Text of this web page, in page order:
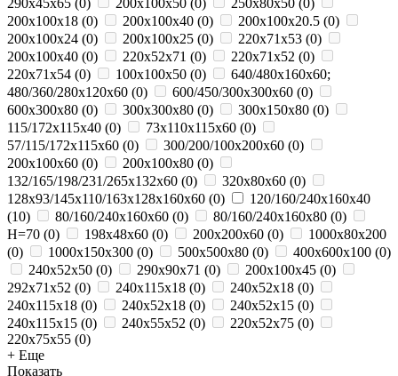
290х45х65 (0) 200x100x50 (0) 250х80х50 (0)
200x100x18 (0) 200x100x40 (0) 200x100x20.5 (0)
200x100x24 (0) 200x100x25 (0) 220x71x53 (0)
200х100х40 (0) 220x52x71 (0) 220x71x52 (0)
220x71x54 (0) 100x100x50 (0)
640/480x160x60;
480/360/280x120x60 (0) 600/450/300x300x60 (0)
600x300x80 (0) 300x300x80 (0) 300x150x80 (0)
115/172x115x40 (0) 73x110x115x60 (0)
57/115/172x115x60 (0) 300/200/100x200x60 (0)
200x100x60 (0) 200x100x80 (0)
132/165/198/231/265x132x60 (0) 320x80x60 (0)
128x93/145x110/163x128x160x60 (0)
120/160/240x160x40
(10) 80/160/240x160x60 (0) 80/160/240x160x80 (0)
H=70 (0) 198x48x60 (0) 200x200x60 (0)
1000x80х200
(0) 1000x150х300 (0) 500x500х80 (0) 400x600х100 (0)
240x52x50 (0) 290x90x71 (0) 200х100х45 (0)
292x71x52 (0) 240х115х18 (0) 240x52x18 (0)
240x115x18 (0) 240х52х18 (0) 240х52х15 (0)
240х115х15 (0) 240x55x52 (0) 220x52x75 (0)
220x75x55 (0)
+ Еще
Показать